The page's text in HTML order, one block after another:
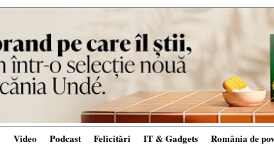
Video Podcast Felicitări IT & Gadgets România de